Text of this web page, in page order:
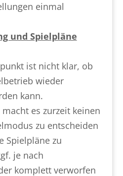
einmal
und Spielpläne
ist nicht klar, ob
wieder
kann.
es zurzeit keinen
zu entscheiden
Spielpläne zu
je nach
komplett verworfen